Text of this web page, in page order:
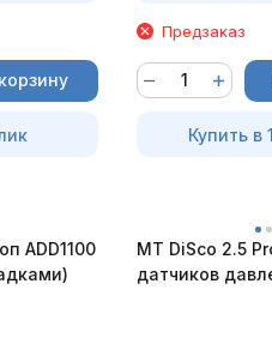
Предзаказ
Купить в
ADD1100
MT DiSco 2.5
датчиков